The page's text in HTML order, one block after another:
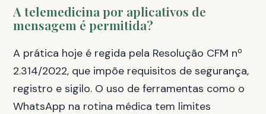
A telemedicina por aplicativos de
mensagem é permitida?
A prática hoje é regida pela Resolução CFM nº
2.314/2022, que impõe requisitos de segurança,
registro e sigilo. O uso de ferramentas como o
WhatsApp na rotina médica tem limites